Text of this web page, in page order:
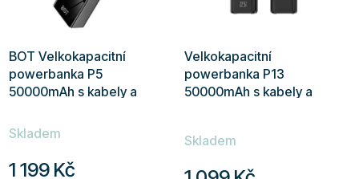
BOT Velkokapacitní
powerbanka P5
50000mAh s kabely a
hodnocení
Skladem
1 199 Kč
Velkokapacitní
powerbanka P13
50000mAh s kabely a
Skladem